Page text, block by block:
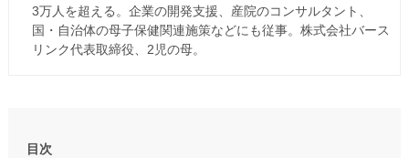
3万人を超える。企業の開発支援、産院のコンサルタント、
国・自治体の母子保健関連施策などにも従事。株式会社バース
リンク代表取締役、2児の母。
目次